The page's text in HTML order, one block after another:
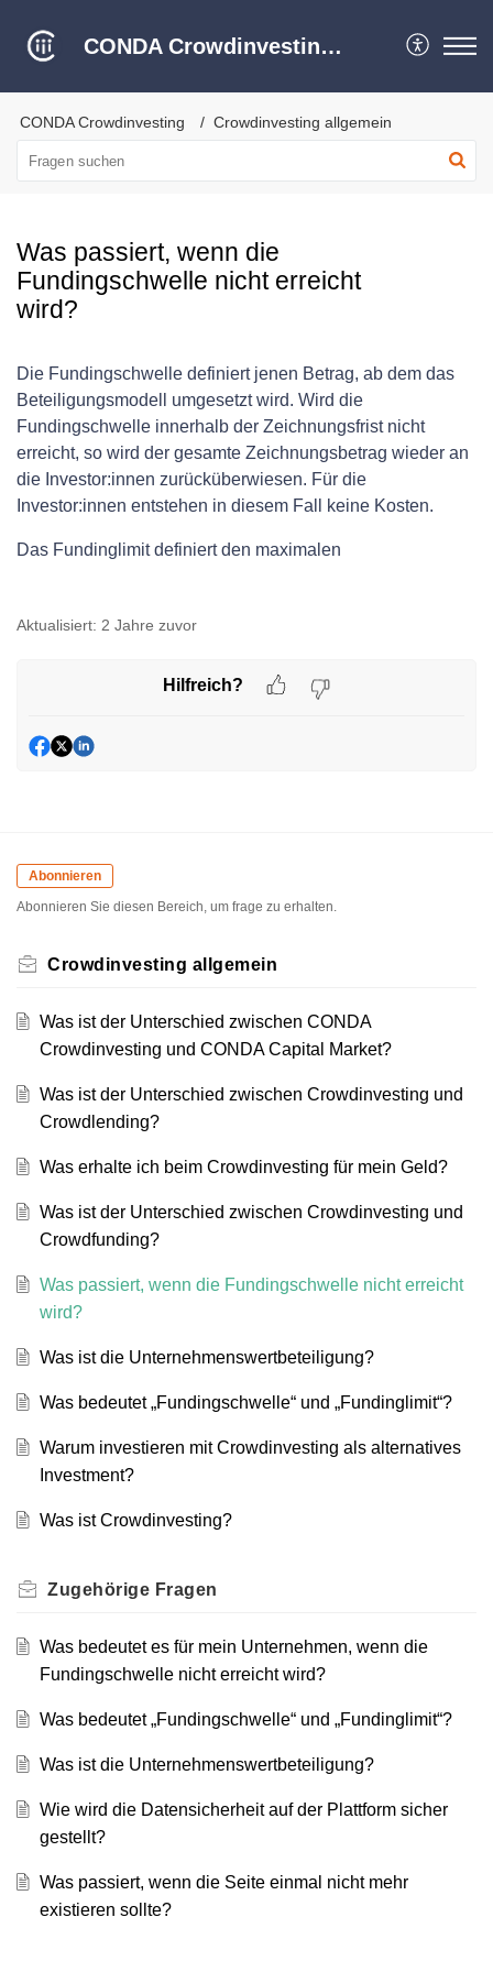
CONDA Crowdinvesting Hilfe Center
CONDA Crowdinvesting Crowdinvesting allgemein
Was passiert, wenn die
Fundingschwelle nicht erreicht
wird?
Die Fundingschwelle definiert jenen Betrag, ab dem das
Beteiligungsmodell umgesetzt wird. Wird die
Fundingschwelle innerhalb der Zeichnungsfrist nicht
erreicht, so wird der gesamte Zeichnungsbetrag wieder an
die Investor:innen zurücküberwiesen. Für die
Investor:innen entstehen in diesem Fall keine Kosten.
Das Fundinglimit definiert den maximalen
Aktualisiert: 2 Jahre zuvor
Hilfreich?
Abonnieren
Abonnieren Sie diesen Bereich, um frage zu erhalten.
Crowdinvesting allgemein
Was ist der Unterschied zwischen CONDA
Crowdinvesting und CONDA Capital Market?
Was ist der Unterschied zwischen Crowdinvesting und
Crowdlending?
Was erhalte ich beim Crowdinvesting für mein Geld?
Was ist der Unterschied zwischen Crowdinvesting und
Crowdfunding?
Was passiert, wenn die Fundingschwelle nicht erreicht
wird?
Was ist die Unternehmenswertbeteiligung?
Was bedeutet „Fundingschwelle“ und „Fundinglimit“?
Warum investieren mit Crowdinvesting als alternatives
Investment?
Was ist Crowdinvesting?
Zugehörige Fragen
Was bedeutet es für mein Unternehmen, wenn die
Fundingschwelle nicht erreicht wird?
Was bedeutet „Fundingschwelle“ und „Fundinglimit“?
Was ist die Unternehmenswertbeteiligung?
Wie wird die Datensicherheit auf der Plattform sicher
gestellt?
Was passiert, wenn die Seite einmal nicht mehr
existieren sollte?